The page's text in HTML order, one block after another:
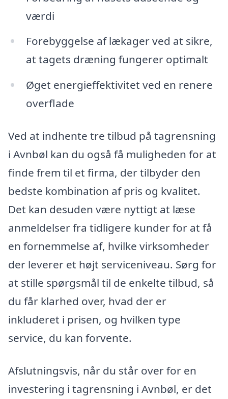
værdi
Forebyggelse af lækager ved at sikre,
at tagets dræning fungerer optimalt
Øget energieffektivitet ved en renere
overflade
Ved at indhente tre tilbud på tagrensning
i Avnbøl kan du også få muligheden for at
finde frem til et firma, der tilbyder den
bedste kombination af pris og kvalitet.
Det kan desuden være nyttigt at læse
anmeldelser fra tidligere kunder for at få
en fornemmelse af, hvilke virksomheder
der leverer et højt serviceniveau. Sørg for
at stille spørgsmål til de enkelte tilbud, så
du får klarhed over, hvad der er
inkluderet i prisen, og hvilken type
service, du kan forvente.
Afslutningsvis, når du står over for en
investering i tagrensning i Avnbøl, er det